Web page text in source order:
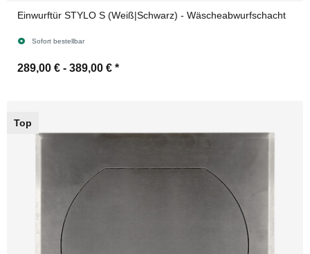
Einwurftür STYLO S (Weiß|Schwarz) - Wäscheabwurfschacht
Sofort bestellbar
289,00 € - 389,00 € *
Top